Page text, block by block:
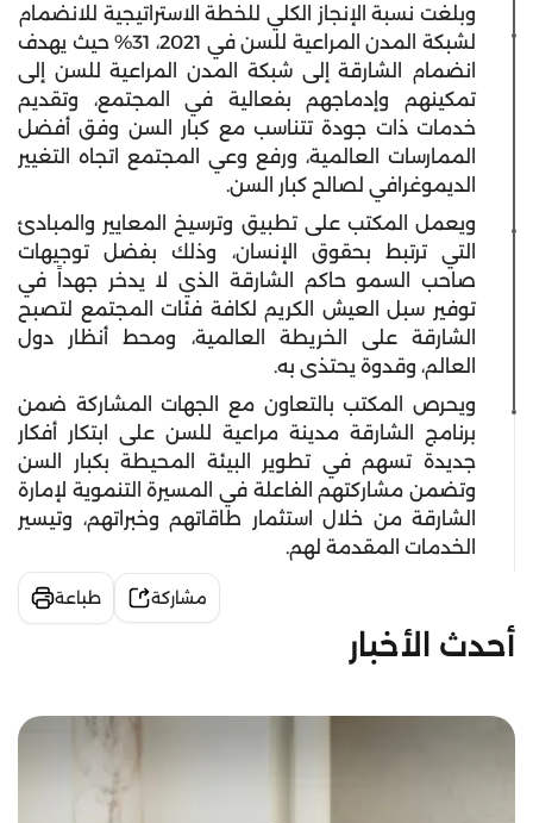
وبلغت نسبة الإنجاز الكلي للخطة الاستراتيجية للانضمام
لشبكة المدن المراعية للسن في 2021، 31% حيث يهدف
انضمام الشارقة إلى شبكة المدن المراعية للسن إلى
تمكينهم وإدماجهم بفعالية في المجتمع، وتقديم
خدمات ذات جودة تتناسب مع كبار السن وفق أفضل
الممارسات العالمية، ورفع وعي المجتمع اتجاه التغيير
الديموغرافي لصالح كبار السن.
ويعمل المكتب على تطبيق وترسيخ المعايير والمبادئ
التي ترتبط بحقوق الإنسان، وذلك بفضل توجيهات
صاحب السمو حاكم الشارقة الذي لا يدخر جهداً في
توفير سبل العيش الكريم لكافة فئات المجتمع لتصبح
الشارقة على الخريطة العالمية، ومحط أنظار دول
العالم، وقدوة يحتذى به.
ويحرص المكتب بالتعاون مع الجهات المشاركة ضمن
برنامج الشارقة مدينة مراعية للسن على ابتكار أفكار
جديدة تسهم في تطوير البيئة المحيطة بكبار السن
وتضمن مشاركتهم الفاعلة في المسيرة التنموية لإمارة
الشارقة من خلال استثمار طاقاتهم وخبراتهم، وتيسير
الخدمات المقدمة لهم.
مشاركة طباعة
أحدث الأخبار